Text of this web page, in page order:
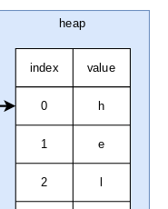
heap
index value
0 h
1 e
2